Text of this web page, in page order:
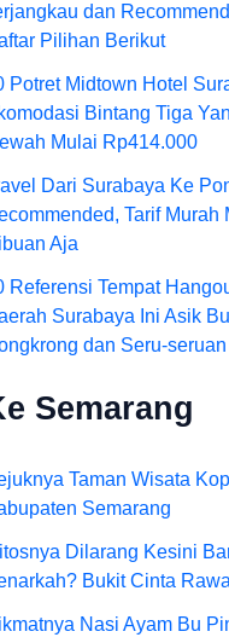
dan
Pilihan Berikut
Potret Midtown Hotel
Bintang Tiga
Mulai Rp414.000
Dari Surabaya Ke
Tarif Murah
Aja
Referensi Tempat
Surabaya Ini Asik
dan Seru-seruan
Semarang
Taman Wisata
Semarang
Dilarang Kesini
Bukit Cinta
Nasi Ayam Bu